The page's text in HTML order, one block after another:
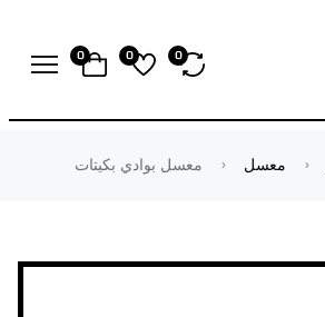
0
0
0
معسل معسل بوادي بكيتات